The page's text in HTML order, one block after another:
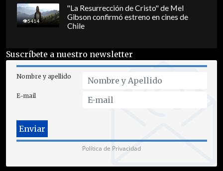
5414
"La Resurrección de Cristo" de Mel
Gibson confirmó estreno en cines de
Chile
Suscríbete a nuestro newsletter
Nombre y apellido
E-mail
Política de Privacidad